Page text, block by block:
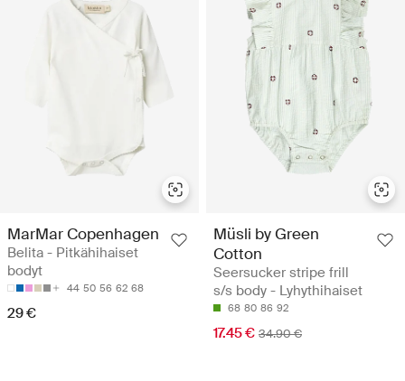
MarMar Copenhagen
Belita - Pitkähihaiset
bodyt
44 50 56 62 68
29 €
Müsli by Green
Cotton
Seersucker stripe frill
s/s body - Lyhythihaiset
68 80 86 92
17.45 € 34.90 €